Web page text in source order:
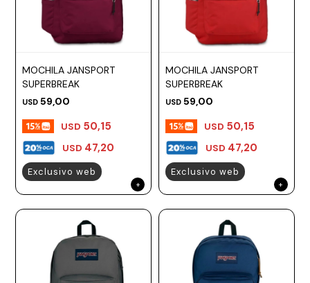
MOCHILA JANSPORT
SUPERBREAK
USD 59,00
USD 47,20
USD 50,15
Exclusivo web
MOCHILA JANSPORT
SUPERBREAK
USD 59,00
USD 47,20
USD 50,15
Exclusivo web